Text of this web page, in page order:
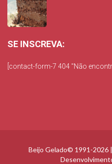
SE INSCREVA:
[contact-form-7 404 "Não
Beijo Gelado© 1991-2026